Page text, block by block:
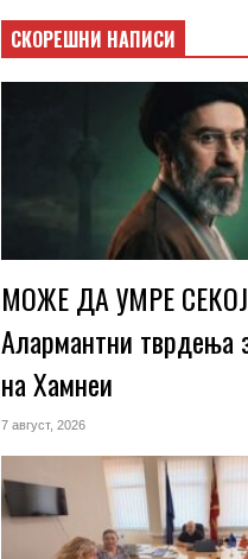
СКОРЕШНИ НАПИСИ
МОЖЕ ДА УМРЕ
Алармантни тврдења
на Хамнеи
7 август, 2026